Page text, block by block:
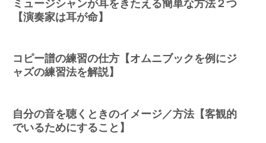
ミュージシャンが耳をきたえる簡単な方法２つ
【演奏家は耳が命】
コピー譜の練習の仕方【オムニブックを例にジ
ャズの練習法を解説】
自分の音を聴くときのイメージ／方法【客観的
でいるためにすること】